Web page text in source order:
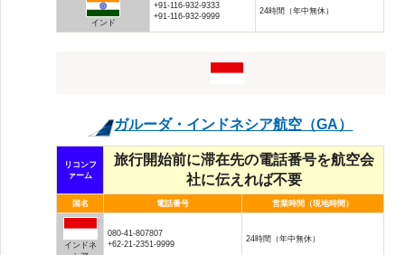
インド
+91-116-932-9333
+91-116-932-9999
24時間（年中無休）
ガルーダ・インドネシア航空（GA）
リコンフ
ァーム
旅行開始前に滞在先の電話番号を航空会
社に伝えれば不要
国名 電話番号 営業時間（現地時間）
インドネ
080-41-807807
+62-21-2351-9999
24時間（年中無休）